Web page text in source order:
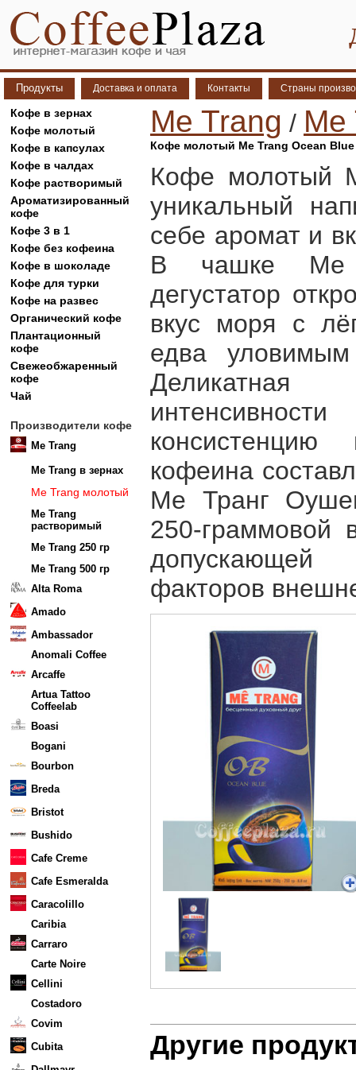
Продукты Доставка и оплата Контакты Страны
Кофе в зернах
Кофе молотый
Кофе в капсулах
Кофе в чалдах
Кофе растворимый
Ароматизированный
кофе
Кофе 3 в 1
Кофе без кофеина
Кофе в шоколаде
Кофе для турки
Кофе на развес
Органический кофе
Плантационный
кофе
Свежеобжаренный
кофе
Чай
Производители кофе
Me Trang
Me Trang в зернах
Me Trang молотый
Me Trang
растворимый
Me Trang 250 гр
Me Trang 500 гр
Alta Roma
Amado
Ambassador
Anomali Coffee
Arcaffe
Artua Tattoo
Coffeelab
Boasi
Bogani
Bourbon
Breda
Bristot
Bushido
Cafe Creme
Cafe Esmeralda
Caracolillo
Caribia
Carraro
Carte Noire
Cellini
Costadoro
Covim
Cubita
Me Trang /
Кофе молотый Me Trang Ocean Blue
Кофе молотый
уникальный
себе аромат и
В чашке Me
дегустатор
вкус моря с
едва
консистенцию
кофеина
Ме Транг
250-граммовой
допускающей
факторов
Другие